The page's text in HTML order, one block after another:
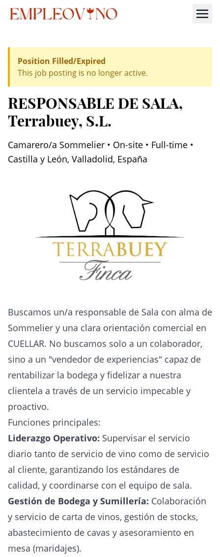
Position Filled/Expired
This job posting is no longer active.
RESPONSABLE DE SALA,
Terrabuey, S.L.
Camarero/a Sommelier • On-site • Full-time •
Castilla y León, Valladolid, España
Buscamos un/a responsable de Sala con alma de
Sommelier y una clara orientación comercial en
CUELLAR. No buscamos solo a un colaborador,
sino a un "vendedor de experiencias" capaz de
rentabilizar la bodega y fidelizar a nuestra
clientela a través de un servicio impecable y
proactivo.
Funciones principales:
Liderazgo Operativo: Supervisar el servicio
diario tanto de servicio de vino como de servicio
al cliente, garantizando los estándares de
calidad, y coordinarse con el equipo de sala.
Gestión de Bodega y Sumillería: Colaboración
y servicio de carta de vinos, gestión de stocks,
abastecimiento de cavas y asesoramiento en
mesa (maridajes).